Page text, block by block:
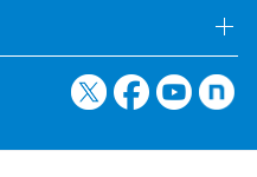
X（旧Twitter）
Facebook